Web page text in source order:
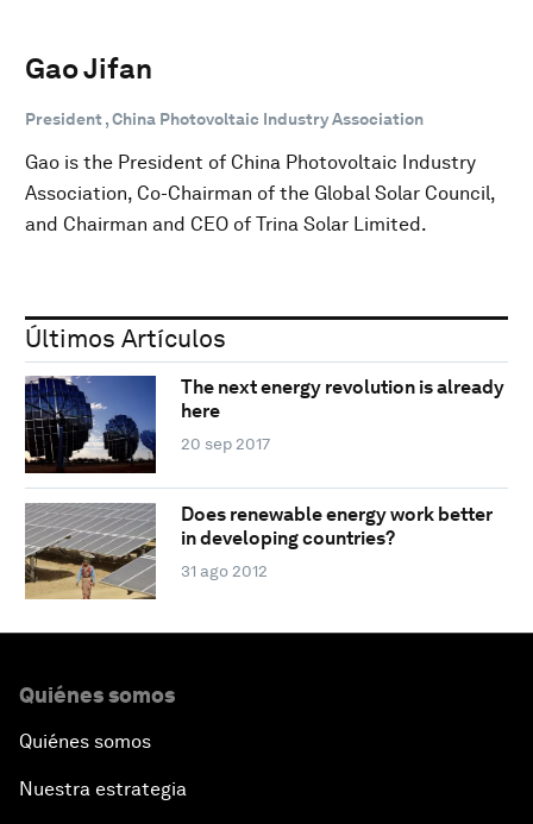
Gao Jifan
President , China Photovoltaic Industry Association
Gao is the President of China Photovoltaic Industry
Association, Co-Chairman of the Global Solar Council,
and Chairman and CEO of Trina Solar Limited.
Últimos Artículos
The next energy revolution is already
here
20 sep 2017
Does renewable energy work better
in developing countries?
31 ago 2012
Quiénes somos
Quiénes somos
Nuestra estrategia